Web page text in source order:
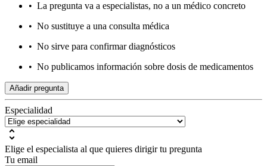
• La pregunta va a especialistas, no a un médico concreto
• No sustituye a una consulta médica
• No sirve para confirmar diagnósticos
• No publicamos información sobre dosis de medicamentos
Añadir pregunta
Especialidad
Elige el especialista al que quieres dirigir tu pregunta
Tu email